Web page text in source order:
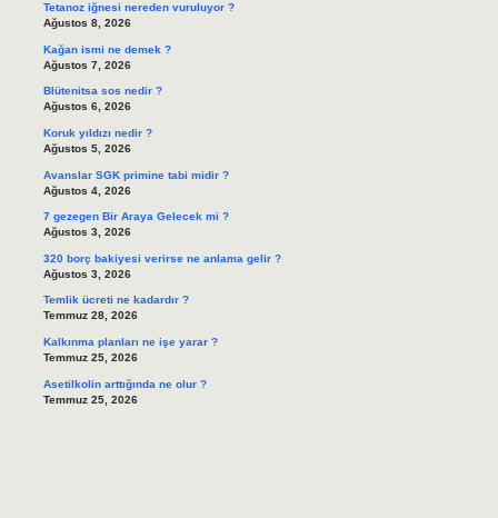
Tetanoz iğnesi nereden vuruluyor ?
Ağustos 8, 2026
Kağan ismi ne demek ?
Ağustos 7, 2026
Blütenitsa sos nedir ?
Ağustos 6, 2026
Koruk yıldızı nedir ?
Ağustos 5, 2026
Avanslar SGK primine tabi midir ?
Ağustos 4, 2026
7 gezegen Bir Araya Gelecek mi ?
Ağustos 3, 2026
320 borç bakiyesi verirse ne anlama gelir ?
Ağustos 3, 2026
Temlik ücreti ne kadardır ?
Temmuz 28, 2026
Kalkınma planları ne işe yarar ?
Temmuz 25, 2026
Asetilkolin arttığında ne olur ?
Temmuz 25, 2026